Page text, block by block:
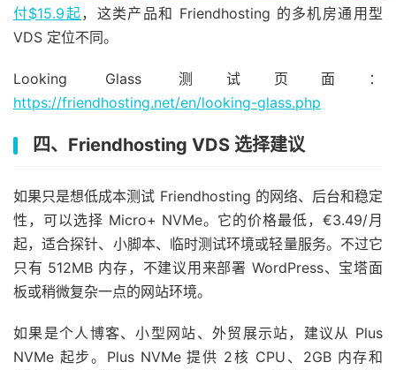
付$15.9起，这类产品和 Friendhosting 的多机房通用型
VDS 定位不同。
Looking Glass 测试页面：
https://friendhosting.net/en/looking-glass.php
四、Friendhosting VDS 选择建议
如果只是想低成本测试 Friendhosting 的网络、后台和稳定
性，可以选择 Micro+ NVMe。它的价格最低，€3.49/月
起，适合探针、小脚本、临时测试环境或轻量服务。不过它
只有 512MB 内存，不建议用来部署 WordPress、宝塔面
板或稍微复杂一点的网站环境。
如果是个人博客、小型网站、外贸展示站，建议从 Plus
NVMe 起步。Plus NVMe 提供 2核 CPU、2GB 内存和